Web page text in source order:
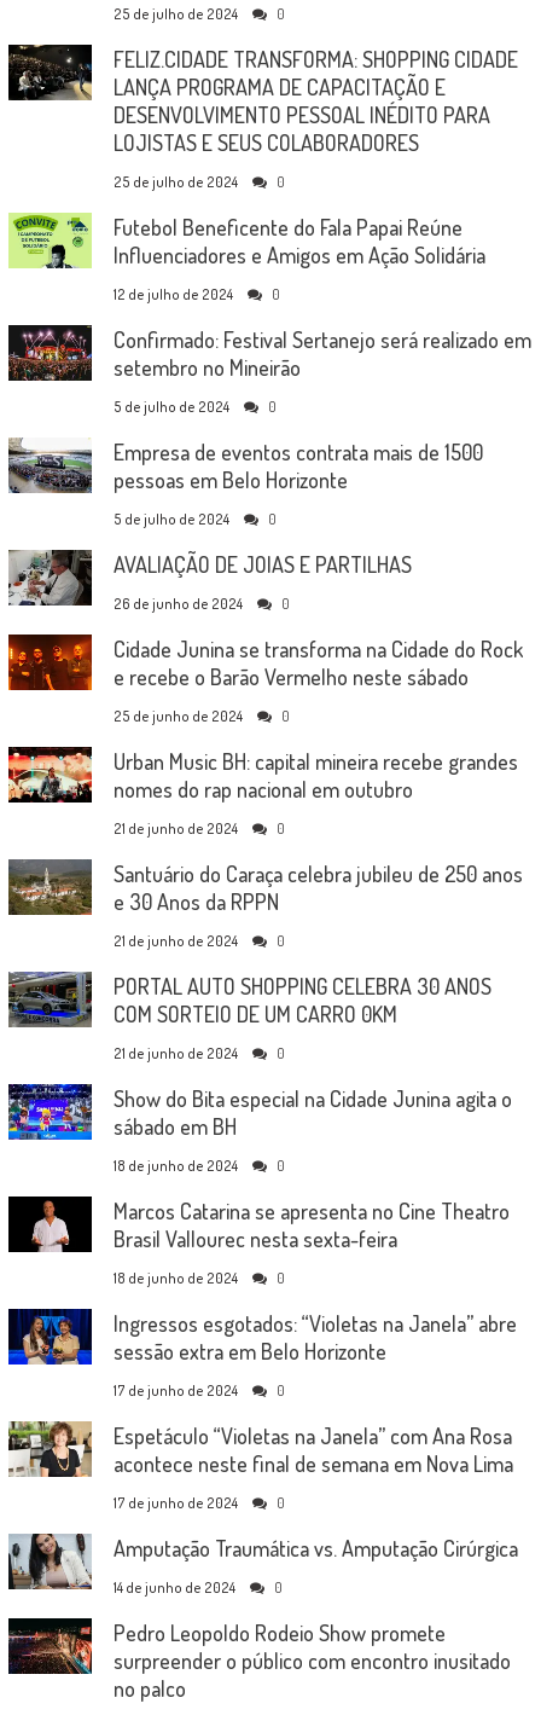
25 de julho de 2024 0
FELIZ.CIDADE TRANSFORMA: SHOPPING CIDADE
LANÇA PROGRAMA DE CAPACITAÇÃO E
DESENVOLVIMENTO PESSOAL INÉDITO PARA
LOJISTAS E SEUS COLABORADORES
25 de julho de 2024 0
Futebol Beneficente do Fala Papai Reúne
Influenciadores e Amigos em Ação Solidária
12 de julho de 2024 0
Confirmado: Festival Sertanejo será realizado em
setembro no Mineirão
5 de julho de 2024 0
Empresa de eventos contrata mais de 1500
pessoas em Belo Horizonte
5 de julho de 2024 0
AVALIAÇÃO DE JOIAS E PARTILHAS
26 de junho de 2024 0
Cidade Junina se transforma na Cidade do Rock
e recebe o Barão Vermelho neste sábado
25 de junho de 2024 0
Urban Music BH: capital mineira recebe grandes
nomes do rap nacional em outubro
21 de junho de 2024 0
Santuário do Caraça celebra jubileu de 250 anos
e 30 Anos da RPPN
21 de junho de 2024 0
PORTAL AUTO SHOPPING CELEBRA 30 ANOS
COM SORTEIO DE UM CARRO 0KM
21 de junho de 2024 0
Show do Bita especial na Cidade Junina agita o
sábado em BH
18 de junho de 2024 0
Marcos Catarina se apresenta no Cine Theatro
Brasil Vallourec nesta sexta-feira
18 de junho de 2024 0
Ingressos esgotados: “Violetas na Janela” abre
sessão extra em Belo Horizonte
17 de junho de 2024 0
Espetáculo “Violetas na Janela” com Ana Rosa
acontece neste final de semana em Nova Lima
17 de junho de 2024 0
Amputação Traumática vs. Amputação Cirúrgica
14 de junho de 2024 0
Pedro Leopoldo Rodeio Show promete
surpreender o público com encontro inusitado
no palco